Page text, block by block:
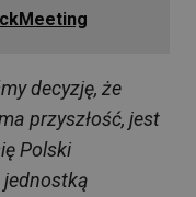
decyzję, że
przyszłość, jest
Polski
jednostką